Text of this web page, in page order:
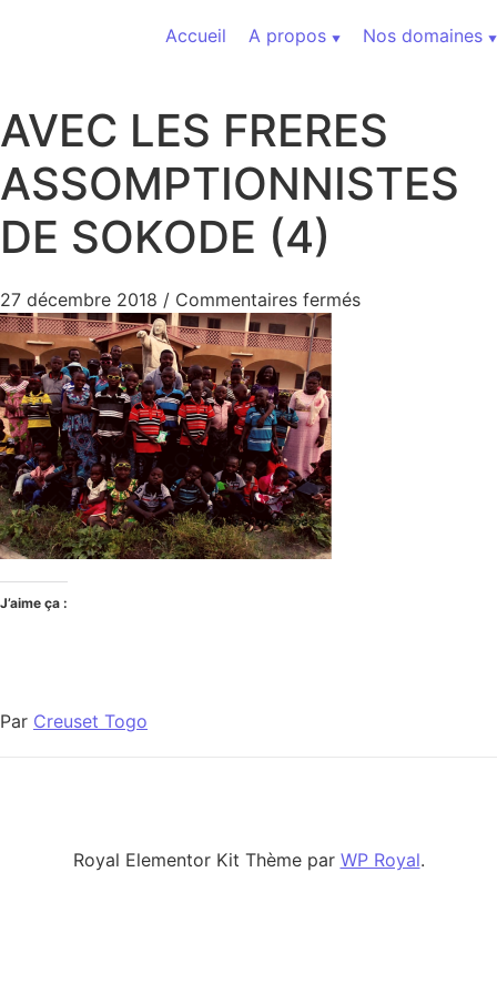
Accueil
A propos Nos domaines
AVEC LES FRERES
ASSOMPTIONNISTES
DE SOKODE (4)
27 décembre 2018 / Commentaires ferméssur AVEC LES
J’aime ça :
Par Creuset Togo
Royal Elementor Kit Thème par WP Royal.